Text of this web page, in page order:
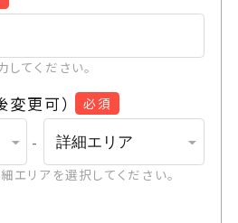
てください。
更可） 必須
-
エリアを選択してください。